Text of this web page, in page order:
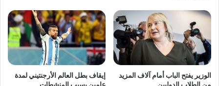
الوزير يفتح الباب أمام آلاف المزيد
من الطلاب الدوليين.
إيقاف بطل العالم الأرجنتيني لمدة
عامين بسبب المنشطات